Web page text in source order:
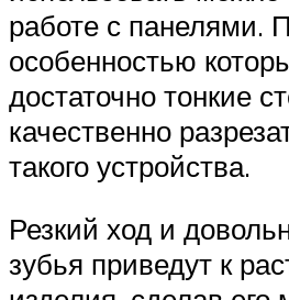
работе с панелями.
особенностью
достаточно тонкие
качественно
такого устройства.
Резкий ход и
зубья приведут к